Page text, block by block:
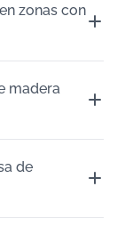
zonas con
madera
de